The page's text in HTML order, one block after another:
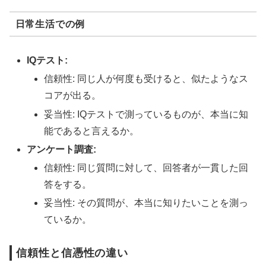
日常生活での例
IQテスト:
信頼性: 同じ人が何度も受けると、似たようなス
コアが出る。
妥当性: IQテストで測っているものが、本当に知
能であると言えるか。
アンケート調査:
信頼性: 同じ質問に対して、回答者が一貫した回
答をする。
妥当性: その質問が、本当に知りたいことを測っ
ているか。
信頼性と信憑性の違い